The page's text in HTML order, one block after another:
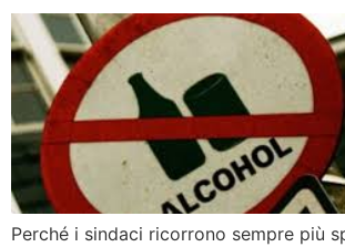
Perché i sindaci ricorrono sempre più